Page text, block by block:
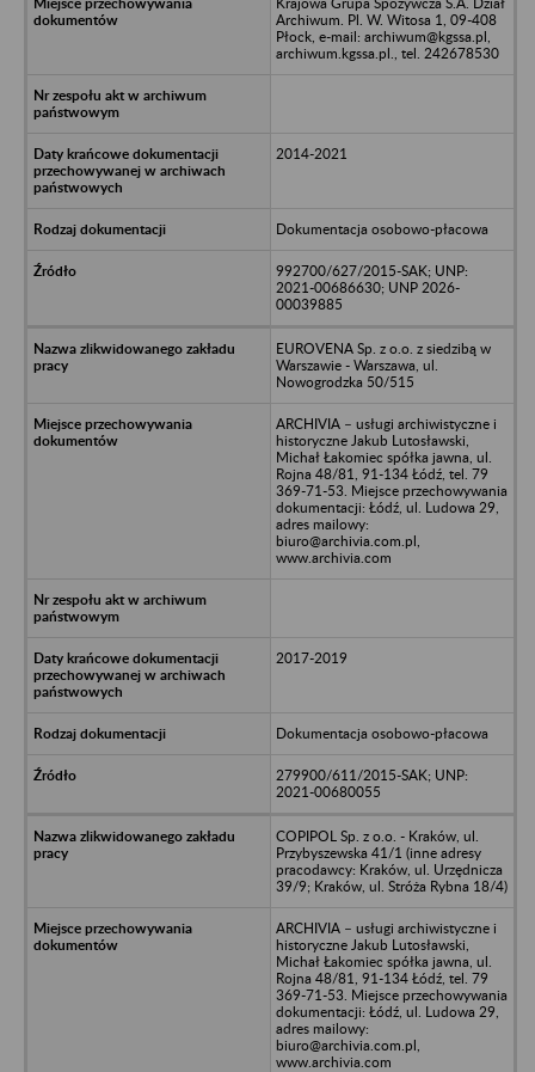
Archiwum. Pl. W. Witosa 1, 09-408
Płock, e-mail: archiwum@kgssa.pl,
archiwum.kgssa.pl., tel. 242678530
2014-2021
Dokumentacja osobowo-płacowa
992700/627/2015-SAK; UNP:
2021-00686630; UNP 2026-
00039885
EUROVENA Sp. z o.o. z siedzibą w
Warszawie - Warszawa, ul.
Nowogrodzka 50/515
ARCHIVIA – usługi archiwistyczne i
historyczne Jakub Lutosławski,
Michał Łakomiec spółka jawna, ul.
Rojna 48/81, 91-134 Łódź, tel. 79
369-71-53. Miejsce przechowywania
dokumentacji: Łódź, ul. Ludowa 29,
adres mailowy:
biuro@archivia.com.pl,
www.archivia.com
2017-2019
Dokumentacja osobowo-płacowa
279900/611/2015-SAK; UNP:
2021-00680055
COPIPOL Sp. z o.o. - Kraków, ul.
Przybyszewska 41/1 (inne adresy
pracodawcy: Kraków, ul. Urzędnicza
39/9; Kraków, ul. Stróża Rybna 18/4)
ARCHIVIA – usługi archiwistyczne i
historyczne Jakub Lutosławski,
Michał Łakomiec spółka jawna, ul.
Rojna 48/81, 91-134 Łódź, tel. 79
369-71-53. Miejsce przechowywania
dokumentacji: Łódź, ul. Ludowa 29,
adres mailowy:
biuro@archivia.com.pl,
www.archivia.com